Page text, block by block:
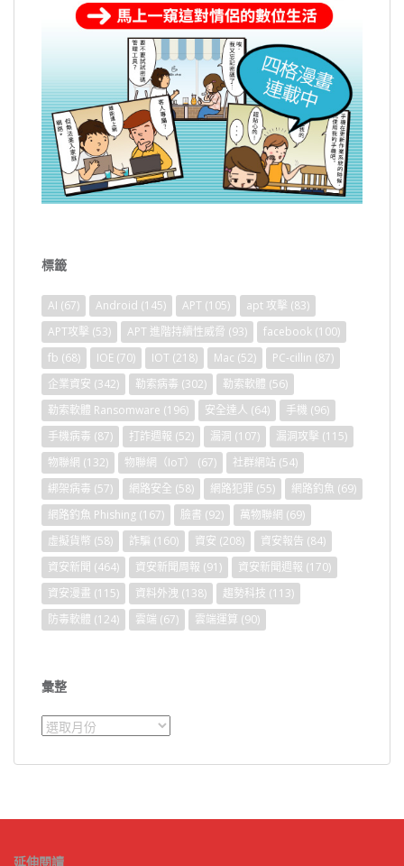
標籤
AI (67) Android (145) APT (105) apt 攻擊 (83)
APT攻擊 (53) APT 進階持續性威脅 (93) facebook (100)
fb (68) IOE (70) IOT (218) Mac (52) PC-cillin (87)
企業資安 (342) 勒索病毒 (302) 勒索軟體 (56)
勒索軟體 Ransomware (196) 安全達人 (64) 手機 (96)
手機病毒 (87) 打詐週報 (52) 漏洞 (107) 漏洞攻擊 (115)
物聯網 (132) 物聯網（IoT） (67) 社群網站 (54)
綁架病毒 (57) 網路安全 (58) 網路犯罪 (55) 網路釣魚 (69)
網路釣魚 Phishing (167) 臉書 (92) 萬物聯網 (69)
虛擬貨幣 (58) 詐騙 (160) 資安 (208) 資安報告 (84)
資安新聞 (464) 資安新聞周報 (91) 資安新聞週報 (170)
資安漫畫 (115) 資料外洩 (138) 趨勢科技 (113)
防毒軟體 (124) 雲端 (67) 雲端運算 (90)
彙整
彙
延伸閱讀